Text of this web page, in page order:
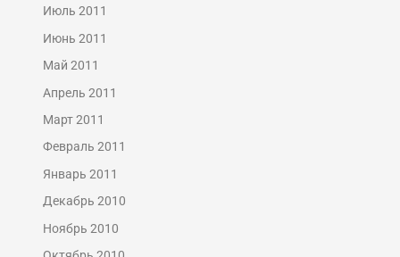
Июль 2011
Июнь 2011
Май 2011
Апрель 2011
Март 2011
Февраль 2011
Январь 2011
Декабрь 2010
Ноябрь 2010